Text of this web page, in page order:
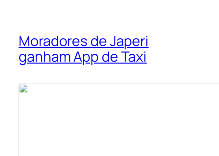
Moradores de Japeri
ganham App de Taxi